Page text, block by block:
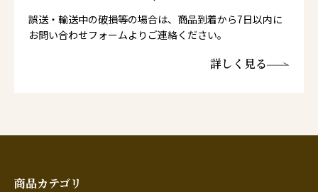
誤送・輸送中の破損等の場合は、商品到着から7日以内に
お問い合わせフォームよりご連絡ください。
詳しく見る
商品カテゴリ